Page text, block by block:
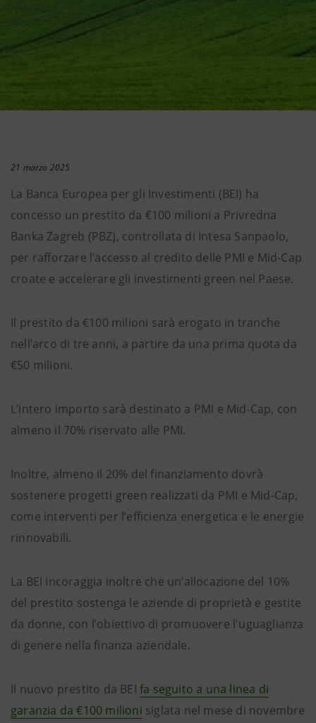
21 marzo 2025
La Banca Europea per gli Investimenti (BEI) ha
concesso un prestito da €100 milioni a Privredna
Banka Zagreb (PBZ), controllata di Intesa Sanpaolo,
per rafforzare l’accesso al credito delle PMI e Mid-Cap
croate e accelerare gli investimenti green nel Paese.
Il prestito da €100 milioni sarà erogato in tranche
nell’arco di tre anni, a partire da una prima quota da
€50 milioni.
L’intero importo sarà destinato a PMI e Mid-Cap, con
almeno il 70% riservato alle PMI.
Inoltre, almeno il 20% del finanziamento dovrà
sostenere progetti green realizzati da PMI e Mid-Cap,
come interventi per l’efficienza energetica e le energie
rinnovabili.
La BEI incoraggia inoltre che un’allocazione del 10%
del prestito sostenga le aziende di proprietà e gestite
da donne, con l’obiettivo di promuovere l'uguaglianza
di genere nella finanza aziendale.
Il nuovo prestito da BEI fa seguito a una linea di
garanzia da €100 milioni siglata nel mese di novembre